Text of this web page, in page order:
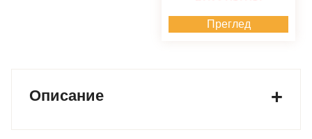
Преглед
Описание